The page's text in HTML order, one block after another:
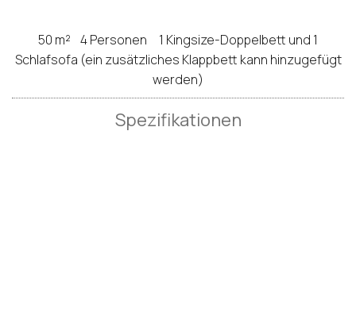
50 m² 4 Personen
1 Kingsize-Doppelbett und 1
Schlafsofa (ein zusätzliches Klappbett kann hinzugefügt
werden)
Spezifikationen